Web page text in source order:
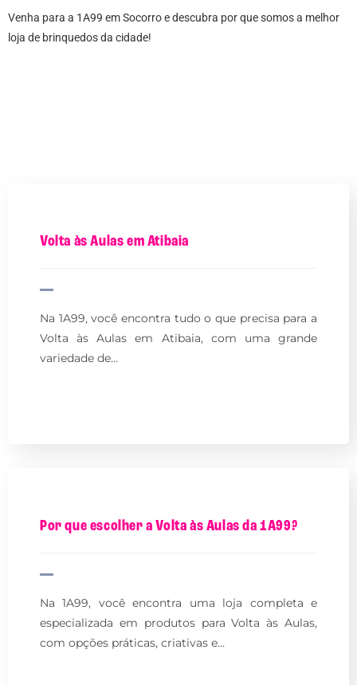
Venha para a 1A99 em Socorro e descubra por que somos a melhor
loja de brinquedos da cidade!
Volta às Aulas em Atibaia
Na 1A99, você encontra tudo o que precisa para a
Volta às Aulas em Atibaia, com uma grande
variedade de…
Por que escolher a Volta às Aulas da 1A99?
Na 1A99, você encontra uma loja completa e
especializada em produtos para Volta às Aulas,
com opções práticas, criativas e…